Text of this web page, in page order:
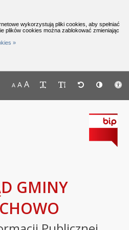
-
linków
wykorzystują pliki cookies, aby spełniać
plików cookies można zablokować zmieniając
»
Menu górne - dostępność strony
A A A
GMINY